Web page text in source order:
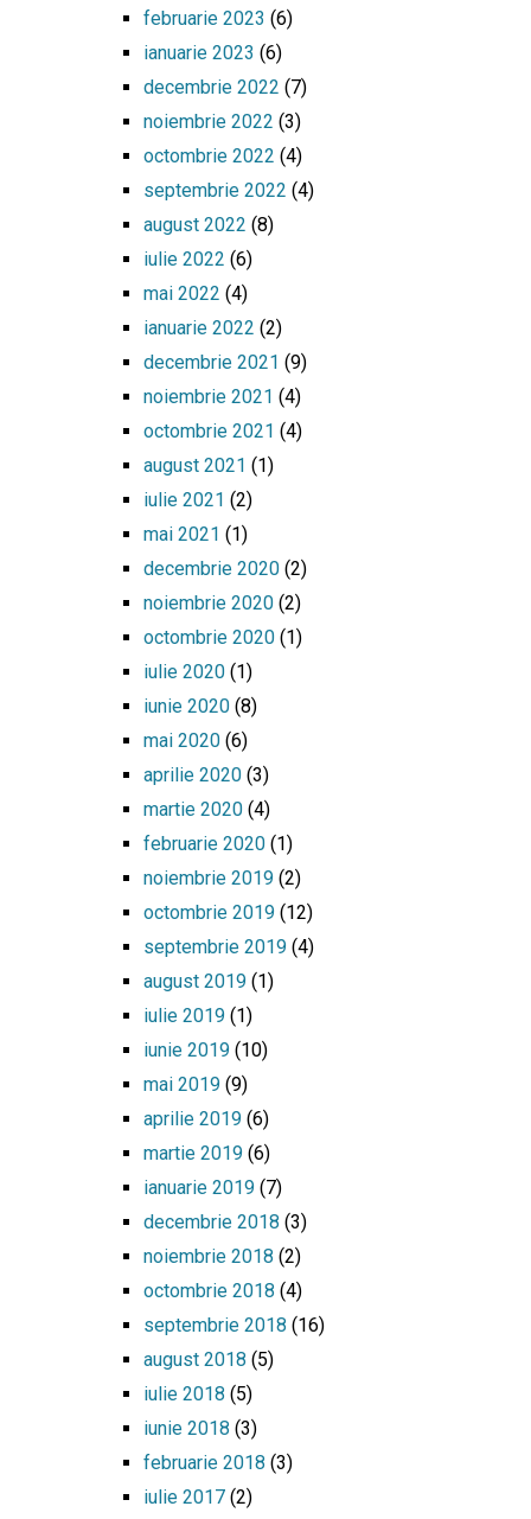
februarie 2023 (6)
ianuarie 2023 (6)
decembrie 2022 (7)
noiembrie 2022 (3)
octombrie 2022 (4)
septembrie 2022 (4)
august 2022 (8)
iulie 2022 (6)
mai 2022 (4)
ianuarie 2022 (2)
decembrie 2021 (9)
noiembrie 2021 (4)
octombrie 2021 (4)
august 2021 (1)
iulie 2021 (2)
mai 2021 (1)
decembrie 2020(2)
noiembrie 2020(2)
octombrie 2020(1)
iulie 2020(1)
iunie 2020(8)
mai 2020(6)
aprilie 2020(3)
martie 2020(4)
februarie 2020(1)
noiembrie 2019(2)
octombrie 2019(12)
septembrie 2019(4)
august 2019(1)
iulie 2019(1)
iunie 2019(10)
mai 2019(9)
aprilie 2019(6)
martie 2019(6)
ianuarie 2019(7)
decembrie 2018 (3)
noiembrie 2018 (2)
octombrie 2018 (4)
septembrie 2018 (16)
august 2018 (5)
iulie 2018 (5)
iunie 2018 (3)
februarie 2018 (3)
iulie 2017(2)